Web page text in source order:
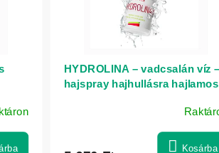
–
HYDROLINA – vadcsalán víz –
hajspray hajhullásra hajlamos
Kosárba